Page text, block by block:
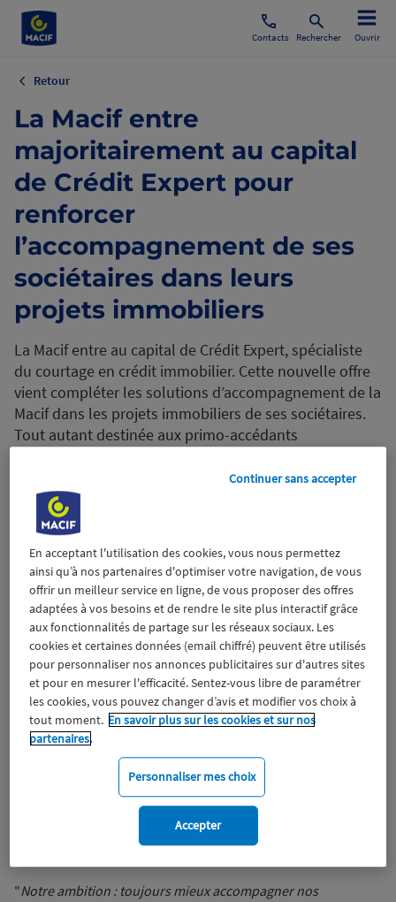
Contacts Rechercher Ouvrir
Retour
La Macif entre
majoritairement au capital
de Crédit Expert pour
renforcer
l’accompagnement de ses
sociétaires dans leurs
projets immobiliers
La Macif entre au capital de Crédit Expert, spécialiste
du courtage en crédit immobilier. Cette nouvelle offre
vient compléter les solutions d’accompagnement de la
Macif dans les projets immobiliers de ses sociétaires.
Tout autant destinée aux primo-accédants
acquéreurs d’un deuxième bien immobilier, ou encore
aux investisseurs locatifs, elle permettra aux
sociétaires de la Macif de bénéficier d’un parcours de
recherche et de négociation de crédit marqué par une
qualité d’écoute et de conseil personnalisés. Le
partenariat stratégique entre Macif et Crédit Expert
s’appuiera sur leurs valeurs communes basées sur
l’excellence relationnelle et la recherche de la
satisfaction du sociétaire et du client.
1 décembre 2021
Macif
sources
"Notre ambition : toujours mieux accompagner nos
En acceptant l'utilisation des cookies, vous nous permettez
ainsi qu’à nos partenaires d'optimiser votre navigation, de vous
offrir un meilleur service en ligne, de vous proposer des offres
adaptées à vos besoins et de rendre le site plus interactif grâce
aux fonctionnalités de partage sur les réseaux sociaux. Les
cookies et certaines données (email chiffré) peuvent être utilisés
pour personnaliser nos annonces publicitaires sur d'autres sites
et pour en mesurer l'efficacité. Sentez-vous libre de paramétrer
les cookies, vous pouvez changer d’avis et modifier vos choix à
tout moment. En savoir plus sur les cookies et sur nos
partenaires.
Personnaliser mes choix
Continuer sans accepter
Accepter